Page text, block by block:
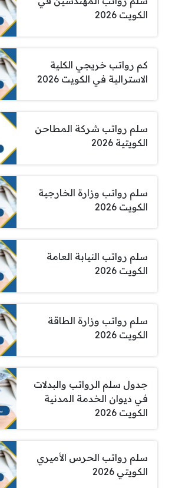
الكويت 2026
كم رواتب خريجي الكلية
الاسترالية في الكويت 2026
سلم رواتب شركة المطاحن
الكويتية 2026
سلم رواتب وزارة الخارجية
الكويت 2026
سلم رواتب النيابة العامة
الكويت 2026
سلم رواتب وزارة الطاقة
الكويت 2026
جدول سلم الرواتب والبدلات
في ديوان الخدمة المدنية
الكويت 2026
سلم رواتب الحرس الأميري
الكويتي 2026